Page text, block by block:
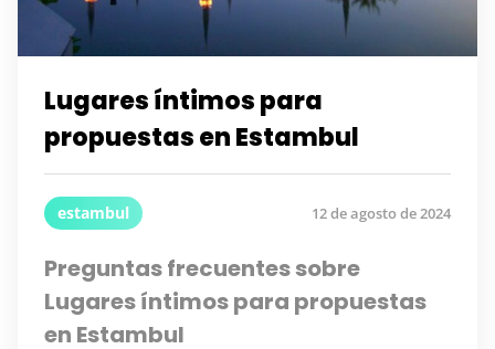
Lugares íntimos para
propuestas en Estambul
estambul 12 de agosto de 2024
Preguntas frecuentes sobre
Lugares íntimos para propuestas
en Estambul